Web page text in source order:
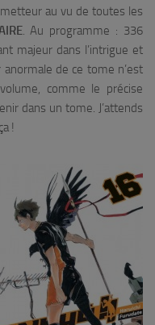
au vu de toutes les
. Au programme : 336
majeur dans l’intrigue et
de ce tome n’est
comme le précise
dans un tome. J’attends
!